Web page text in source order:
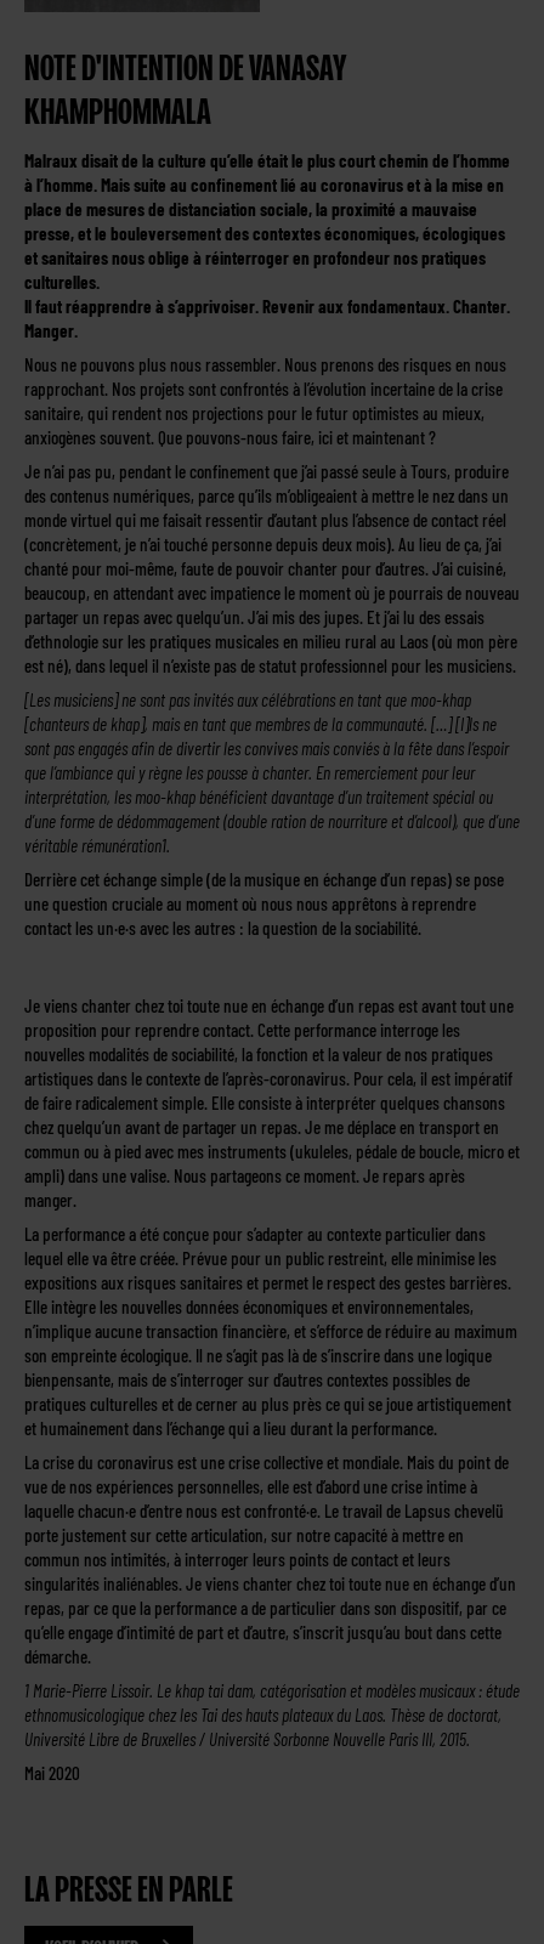
NOTE D'INTENTION DE VANASAY
KHAMPHOMMALA
Malraux disait de la culture qu’elle était le plus court chemin de l’homme
à l’homme. Mais suite au confinement lié au coronavirus et à la mise en
place de mesures de distanciation sociale, la proximité a mauvaise
presse, et le bouleversement des contextes économiques, écologiques
et sanitaires nous oblige à réinterroger en profondeur nos pratiques
culturelles.
Il faut réapprendre à s’apprivoiser. Revenir aux fondamentaux. Chanter.
Manger.
Nous ne pouvons plus nous rassembler. Nous prenons des risques en nous
rapprochant. Nos projets sont confrontés à l’évolution incertaine de la crise
sanitaire, qui rendent nos projections pour le futur optimistes au mieux,
anxiogènes souvent. Que pouvons-nous faire, ici et maintenant ?
Je n’ai pas pu, pendant le confinement que j’ai passé seule à Tours, produire
des contenus numériques, parce qu’ils m’obligeaient à mettre le nez dans un
monde virtuel qui me faisait ressentir d’autant plus l’absence de contact réel
(concrètement, je n’ai touché personne depuis deux mois). Au lieu de ça, j’ai
chanté pour moi-même, faute de pouvoir chanter pour d’autres. J’ai cuisiné,
beaucoup, en attendant avec impatience le moment où je pourrais de nouveau
partager un repas avec quelqu’un. J’ai mis des jupes. Et j’ai lu des essais
d’ethnologie sur les pratiques musicales en milieu rural au Laos (où mon père
est né), dans lequel il n’existe pas de statut professionnel pour les musiciens.
[Les musiciens] ne sont pas invités aux célébrations en tant que moo-khap
[chanteurs de khap], mais en tant que membres de la communauté. […] [I]ls ne
sont pas engagés afin de divertir les convives mais conviés à la fête dans l’espoir
que l’ambiance qui y règne les pousse à chanter. En remerciement pour leur
interprétation, les moo-khap bénéficient davantage d’un traitement spécial ou
d’une forme de dédommagement (double ration de nourriture et d’alcool), que d’une
véritable rémunération1.
Derrière cet échange simple (de la musique en échange d’un repas) se pose
une question cruciale au moment où nous nous apprêtons à reprendre
contact les un·e·s avec les autres : la question de la sociabilité.
Je viens chanter chez toi toute nue en échange d’un repas est avant tout une
proposition pour reprendre contact. Cette performance interroge les
nouvelles modalités de sociabilité, la fonction et la valeur de nos pratiques
artistiques dans le contexte de l’après-coronavirus. Pour cela, il est impératif
de faire radicalement simple. Elle consiste à interpréter quelques chansons
chez quelqu’un avant de partager un repas. Je me déplace en transport en
commun ou à pied avec mes instruments (ukuleles, pédale de boucle, micro et
ampli) dans une valise. Nous partageons ce moment. Je repars après
manger.
La performance a été conçue pour s’adapter au contexte particulier dans
lequel elle va être créée. Prévue pour un public restreint, elle minimise les
expositions aux risques sanitaires et permet le respect des gestes barrières.
Elle intègre les nouvelles données économiques et environnementales,
n’implique aucune transaction financière, et s’efforce de réduire au maximum
son empreinte écologique. Il ne s’agit pas là de s’inscrire dans une logique
bienpensante, mais de s’interroger sur d’autres contextes possibles de
pratiques culturelles et de cerner au plus près ce qui se joue artistiquement
et humainement dans l’échange qui a lieu durant la performance.
La crise du coronavirus est une crise collective et mondiale. Mais du point de
vue de nos expériences personnelles, elle est d’abord une crise intime à
laquelle chacun·e d’entre nous est confronté·e. Le travail de Lapsus chevelü
porte justement sur cette articulation, sur notre capacité à mettre en
commun nos intimités, à interroger leurs points de contact et leurs
singularités inaliénables. Je viens chanter chez toi toute nue en échange d’un
repas, par ce que la performance a de particulier dans son dispositif, par ce
qu’elle engage d’intimité de part et d’autre, s’inscrit jusqu’au bout dans cette
démarche.
1 Marie-Pierre Lissoir. Le khap tai dam, catégorisation et modèles musicaux : étude
ethnomusicologique chez les Tai des hauts plateaux du Laos. Thèse de doctorat,
Université Libre de Bruxelles / Université Sorbonne Nouvelle Paris III, 2015.
Mai 2020
LA PRESSE EN PARLE